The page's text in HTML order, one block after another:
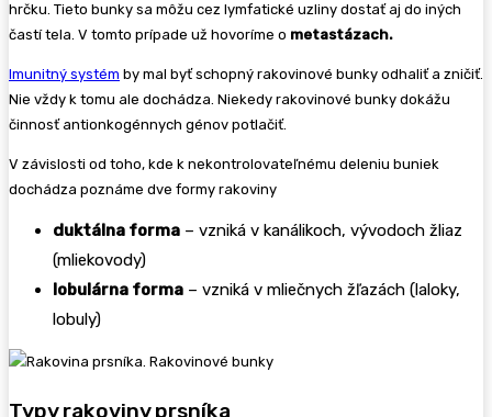
hrčku. Tieto bunky sa môžu cez lymfatické uzliny dostať aj do iných
častí tela. V tomto prípade už hovoríme o metastázach.
Imunitný systém by mal byť schopný rakovinové bunky odhaliť a zničiť.
Nie vždy k tomu ale dochádza. Niekedy rakovinové bunky dokážu
činnosť antionkogénnych génov potlačiť.
V závislosti od toho, kde k nekontrolovateľnému deleniu buniek
dochádza poznáme dve formy rakoviny
duktálna forma – vzniká v kanálikoch, vývodoch žliaz
(mliekovody)
lobulárna forma – vzniká v mliečnych žľazách (laloky,
lobuly)
Typy rakoviny prsníka